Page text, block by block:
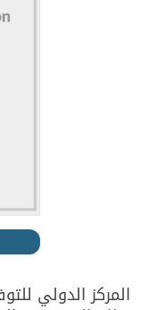
المركز الدولي